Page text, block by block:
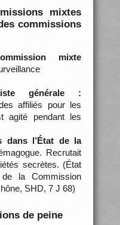
mixtes
commissions
mixte
générale :
affiliés pour les
agité pendant les
dans l’État de la
Recrutait
secrètes. (État
la Commission
SHD, 7 J 68)
de peine